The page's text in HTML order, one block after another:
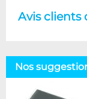
Avis
Nos